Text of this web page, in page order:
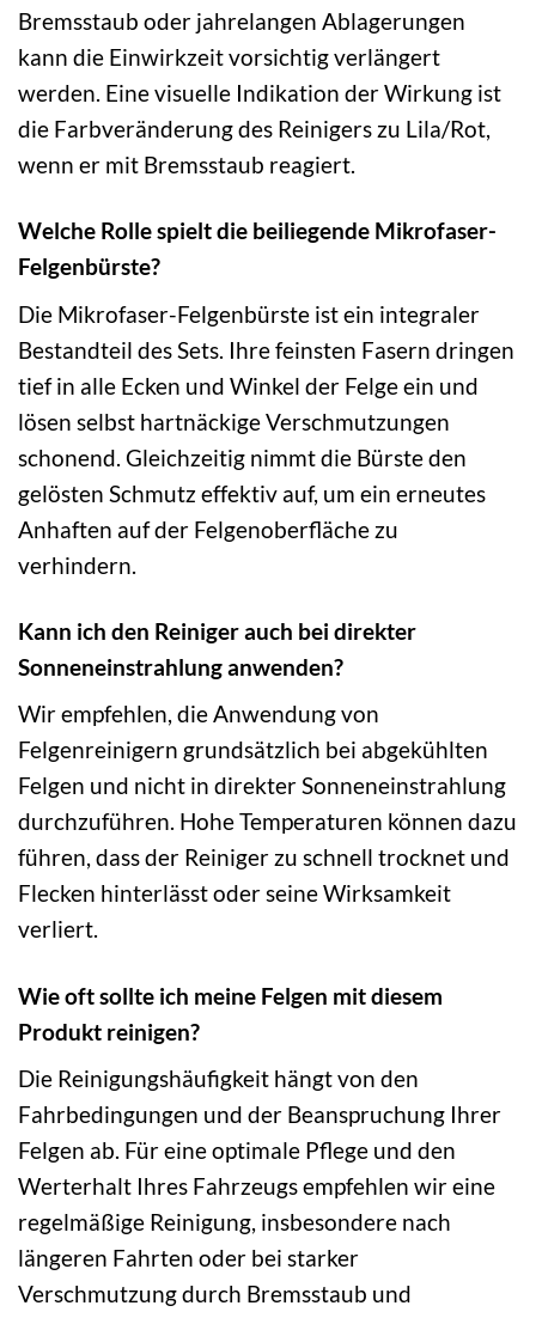
Bremsstaub oder jahrelangen Ablagerungen
kann die Einwirkzeit vorsichtig verlängert
werden. Eine visuelle Indikation der Wirkung ist
die Farbveränderung des Reinigers zu Lila/Rot,
wenn er mit Bremsstaub reagiert.
Welche Rolle spielt die beiliegende Mikrofaser-
Felgenbürste?
Die Mikrofaser-Felgenbürste ist ein integraler
Bestandteil des Sets. Ihre feinsten Fasern dringen
tief in alle Ecken und Winkel der Felge ein und
lösen selbst hartnäckige Verschmutzungen
schonend. Gleichzeitig nimmt die Bürste den
gelösten Schmutz effektiv auf, um ein erneutes
Anhaften auf der Felgenoberfläche zu
verhindern.
Kann ich den Reiniger auch bei direkter
Sonneneinstrahlung anwenden?
Wir empfehlen, die Anwendung von
Felgenreinigern grundsätzlich bei abgekühlten
Felgen und nicht in direkter Sonneneinstrahlung
durchzuführen. Hohe Temperaturen können dazu
führen, dass der Reiniger zu schnell trocknet und
Flecken hinterlässt oder seine Wirksamkeit
verliert.
Wie oft sollte ich meine Felgen mit diesem
Produkt reinigen?
Die Reinigungshäufigkeit hängt von den
Fahrbedingungen und der Beanspruchung Ihrer
Felgen ab. Für eine optimale Pflege und den
Werterhalt Ihres Fahrzeugs empfehlen wir eine
regelmäßige Reinigung, insbesondere nach
längeren Fahrten oder bei starker
Verschmutzung durch Bremsstaub und